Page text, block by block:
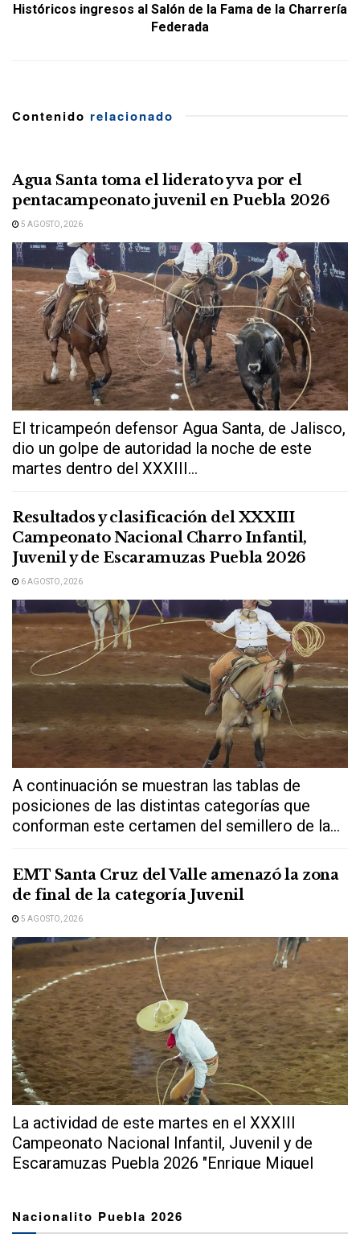
Históricos ingresos al Salón de la Fama de la Charrería
Federada
Contenido relacionado
Agua Santa toma el liderato y va por el
pentacampeonato juvenil en Puebla 2026
5 AGOSTO, 2026
El tricampeón defensor Agua Santa, de Jalisco,
dio un golpe de autoridad la noche de este
martes dentro del XXXIII...
Resultados y clasificación del XXXIII
Campeonato Nacional Charro Infantil,
Juvenil y de Escaramuzas Puebla 2026
6 AGOSTO, 2026
A continuación se muestran las tablas de
posiciones de las distintas categorías que
conforman este certamen del semillero de la...
EMT Santa Cruz del Valle amenazó la zona
de final de la categoría Juvenil
5 AGOSTO, 2026
La actividad de este martes en el XXXIII
Campeonato Nacional Infantil, Juvenil y de
Escaramuzas Puebla 2026 "Enrique Miguel
Nacionalito Puebla 2026